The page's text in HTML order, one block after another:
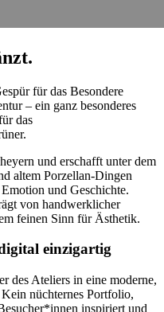
für das Besondere
– ein ganz besonderes
das
und erschafft unter dem
altem Porzellan-Dingen
und Geschichte.
von handwerklicher
feinen Sinn für Ästhetik.
einzigartig
des Ateliers in eine moderne,
nüchternes Portfolio,
inspiriert und